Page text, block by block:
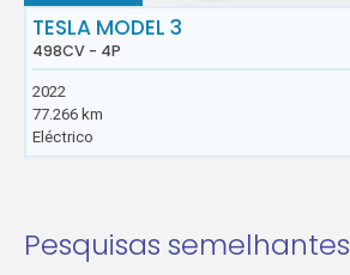
TESLA MODEL 3
498CV - 4P
2022
77.266 km
Eléctrico
Pesquisas semelhantes